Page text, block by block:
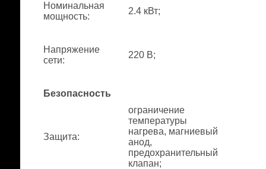
Номинальная
мощность:
2.4 кВт;
Напряжение
сети:
220 В;
Безопасность
Защита:
ограничение
температуры
нагрева, магниевый
анод,
предохранительный
клапан;